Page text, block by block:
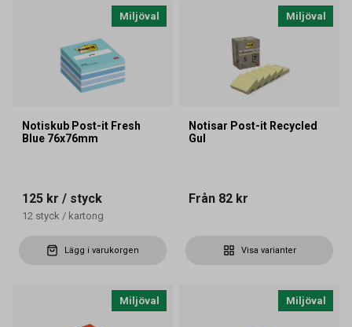
Miljöval
Notiskub Post-it Fresh
Blue 76x76mm
125 kr / styck
12 styck / kartong
Lägg i varukorgen
Miljöval
Notisar Post-it Recycled
Gul
Från 82 kr
Visa varianter
Miljöval Miljöval